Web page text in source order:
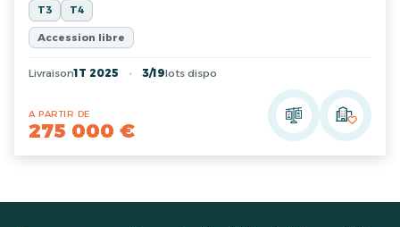
T3 T4
Accession libre
Livraison1T 2025 3/19lots dispo
A PARTIR DE
275 000 €